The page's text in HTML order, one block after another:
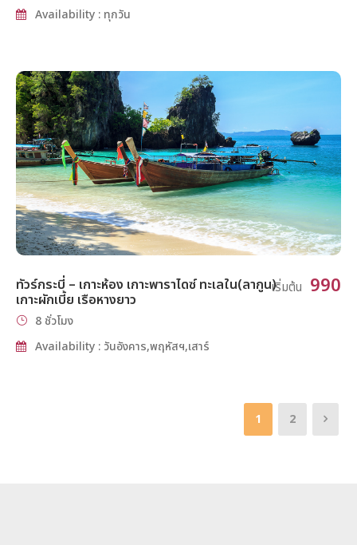
Availability : ทุกวัน
ทัวร์กระบี่ – เกาะห้อง เกาะพาราไดซ์ ทะเลใน(ลากูน)
เกาะผักเบี้ย เรือหางยาว
เริ่มต้น 990
8 ชั่วโมง
Availability : วันอังคาร,พฤหัสฯ,เสาร์
1 2